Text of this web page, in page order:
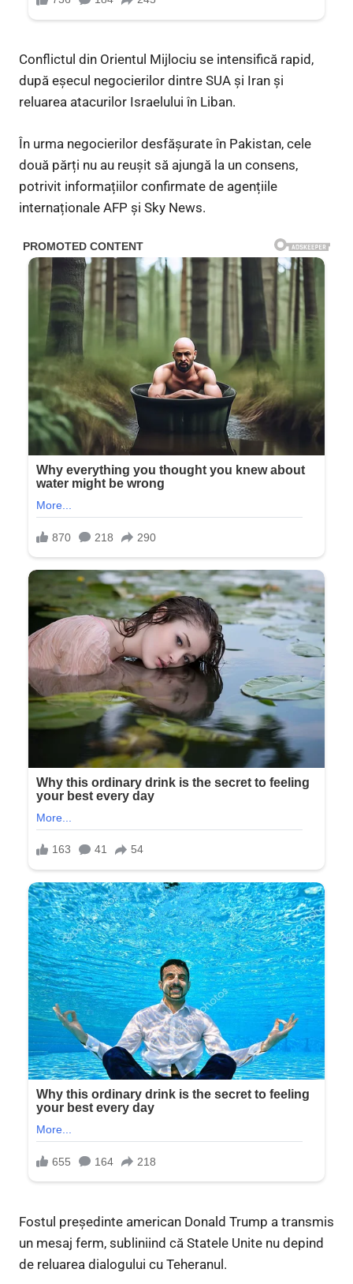
Conflictul din Orientul Mijlociu se intensifică rapid,
după eșecul negocierilor dintre SUA și Iran și
reluarea atacurilor Israelului în Liban.
În urma negocierilor desfășurate în Pakistan, cele
două părți nu au reușit să ajungă la un consens,
potrivit informațiilor confirmate de agențiile
internaționale AFP și Sky News.
Fostul președinte american Donald Trump a transmis
un mesaj ferm, subliniind că Statele Unite nu depind
de reluarea dialogului cu Teheranul.